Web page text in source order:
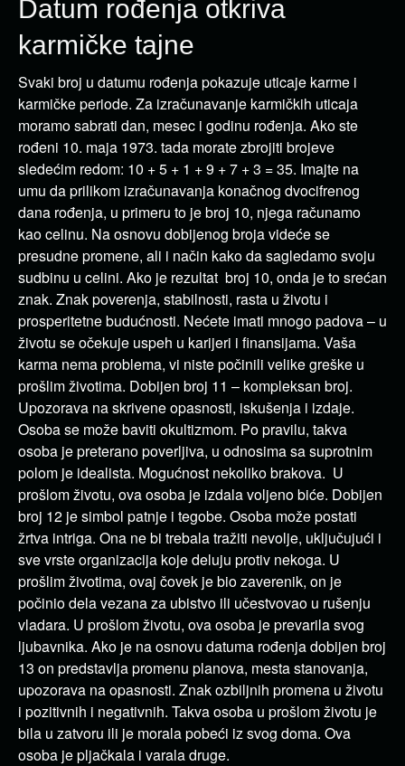
Datum rođenja otkriva
karmičke tajne
Svaki broj u datumu rođenja pokazuje uticaje karme i
karmičke periode. Za izračunavanje karmičkih uticaja
moramo sabrati dan, mesec i godinu rođenja. Ako ste
rođeni 10. maja 1973. tada morate zbrojiti brojeve
sledećim redom: 10 + 5 + 1 + 9 + 7 + 3 = 35. Imajte na
umu da prilikom izračunavanja konačnog dvocifrenog
dana rođenja, u primeru to je broj 10, njega računamo
kao celinu. Na osnovu dobijenog broja videće se
presudne promene, ali i način kako da sagledamo svoju
sudbinu u celini. Ako je rezultat broj 10, onda je to srećan
znak. Znak poverenja, stabilnosti, rasta u životu i
prosperitetne budućnosti. Nećete imati mnogo padova – u
životu se očekuje uspeh u karijeri i finansijama. Vaša
karma nema problema, vi niste počinili velike greške u
prošlim životima. Dobijen broj 11 – kompleksan broj.
Upozorava na skrivene opasnosti, iskušenja i izdaje.
Osoba se može baviti okultizmom. Po pravilu, takva
osoba je preterano poverljiva, u odnosima sa suprotnim
polom je idealista. Mogućnost nekoliko brakova. U
prošlom životu, ova osoba je izdala voljeno biće. Dobijen
broj 12 je simbol patnje i tegobe. Osoba može postati
žrtva intriga. Ona ne bi trebala tražiti nevolje, uključujući i
sve vrste organizacija koje deluju protiv nekoga. U
prošlim životima, ovaj čovek je bio zaverenik, on je
počinio dela vezana za ubistvo ili učestvovao u rušenju
vladara. U prošlom životu, ova osoba je prevarila svog
ljubavnika. Ako je na osnovu datuma rođenja dobijen broj
13 on predstavlja promenu planova, mesta stanovanja,
upozorava na opasnosti. Znak ozbiljnih promena u životu
i pozitivnih i negativnih. Takva osoba u prošlom životu je
bila u zatvoru ili je morala pobeći iz svog doma. Ova
osoba je pljačkala i varala druge.